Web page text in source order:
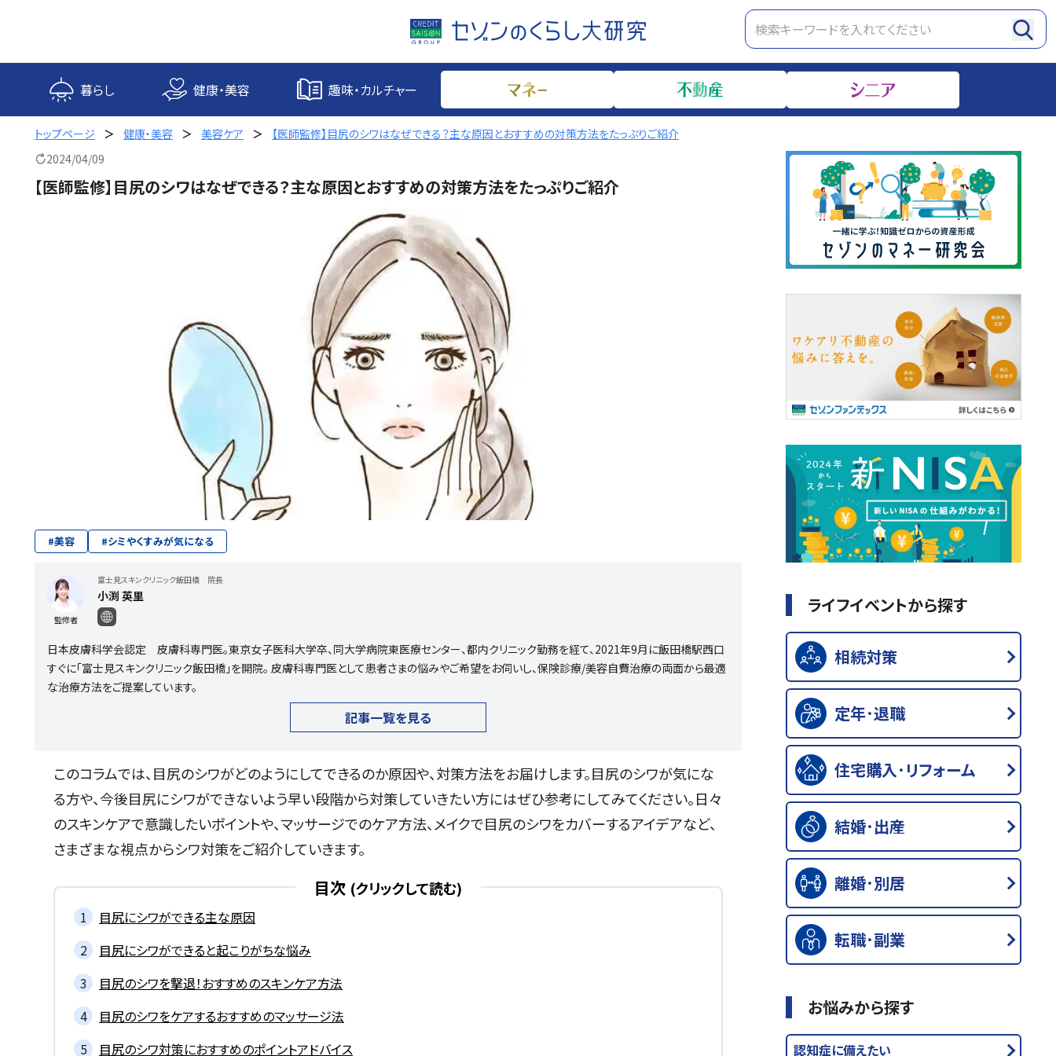
ス
プ
暮らし 健康・美容 趣味・カルチャー
トップページ 健康・美容 美容ケア
【医師監修】目尻のシワはなぜできる？主な原因とおすすめの対策方法をたっぷりご紹介
2024/04/09
【医師監修】目尻のシワはなぜできる？主な原因とおすすめの対策方法をたっぷりご紹介
#美容 #シミやくすみが気になる
監修者
富士見スキンクリニック飯田橋 院長
小渕 英里
日本皮膚科学会認定 皮膚科専門医。東京女子医科大学卒、同大学病院東医療センター、都内クリニック勤務を経て、2021年9月に飯田橋駅西口
すぐに「富士見スキンクリニック飯田橋」を開院。 皮膚科専門医として患者さまの悩みやご希望をお伺いし、保険診療/美容自費治療の両面から最適
な治療方法をご提案しています。
記事一覧を見る
このコラムでは、目尻のシワがどのようにしてできるのか原因や、対策方法をお届けします。目尻のシワが気にな
る方や、今後目尻にシワができないよう早い段階から対策していきたい方にはぜひ参考にしてみてください。日々
のスキンケアで意識したいポイントや、マッサージでのケア方法、メイクで目尻のシワをカバーするアイデアなど、
さまざまな視点からシワ対策をご紹介していきます。
目次
目尻にシワができる主な原因
目尻にシワができると起こりがちな悩み
目尻のシワを撃退！おすすめのスキンケア方法
目尻のシワをケアするおすすめのマッサージ法
目尻のシワ対策におすすめのポイントアドバイス
ライフイベントから探す
相続対策
定年･退職
住宅購入･リフォーム
結婚･出産
離婚･別居
転職･副業
お悩みから探す
認知症に備えたい